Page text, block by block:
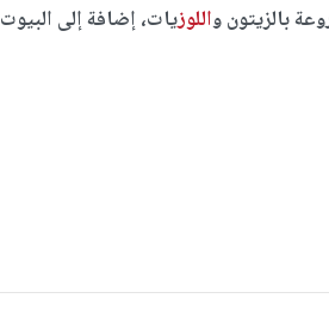
بالزيتون واللوزيات، إضافة إلى البيوت